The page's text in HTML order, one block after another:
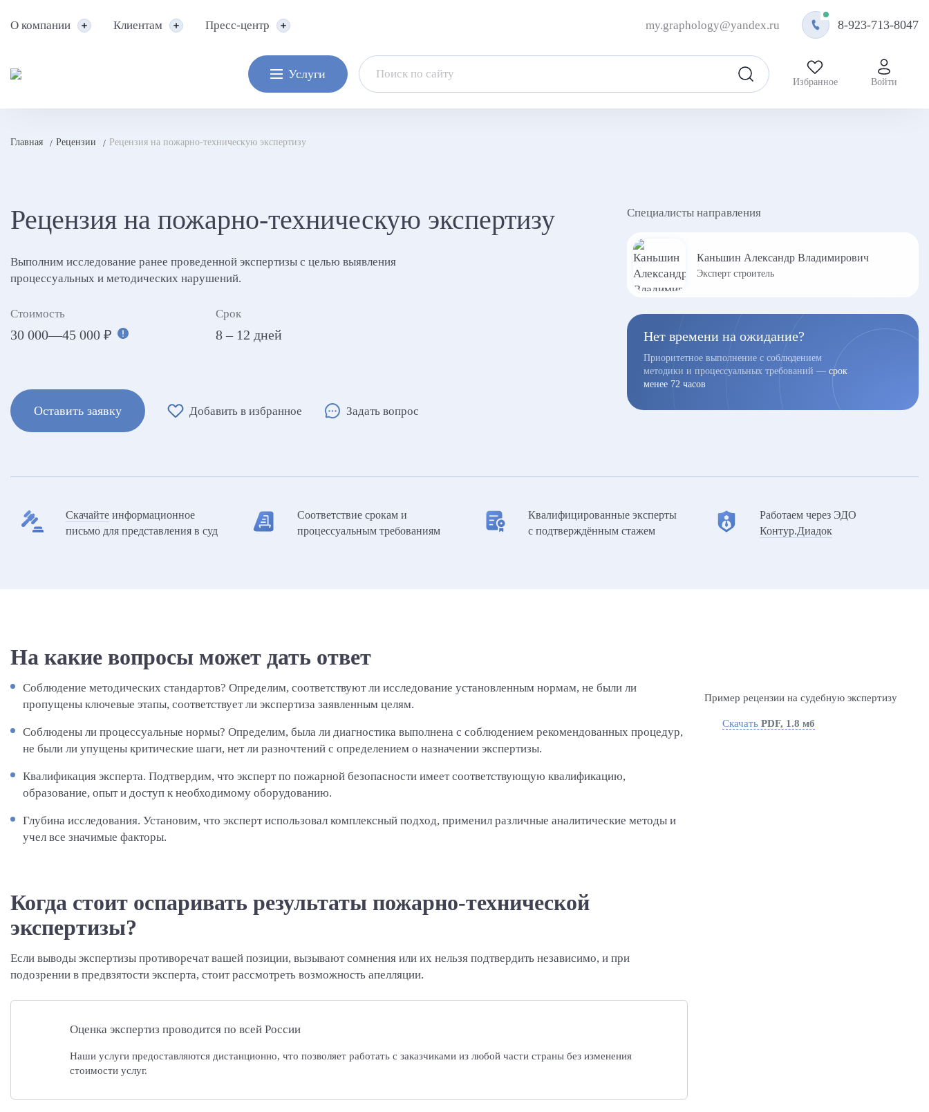
О компании Клиентам Пресс-центр my.graphology@yandex.ru 8-923-713-8047
Услуги
Избранное Войти
Главная / Рецензии / Рецензия на пожарно-техническую экспертизу
Рецензия на пожарно-техническую экспертизу
Выполним исследование ранее проведенной экспертизы с целью выявления
процессуальных и методических нарушений.
Стоимость
30 000—45 000 ₽
Срок
8 – 12 дней
Оставить заявку Добавить в избранное Задать вопрос
Специалисты направления
Каньшин Александр Владимирович
Эксперт строитель
Нет времени на ожидание?
Приоритетное выполнение с соблюдением
методики и процессуальных требований — срок
менее 72 часов
Скачайте информационное
письмо для представления в суд
Соответствие срокам и
процессуальным требованиям
Квалифицированные эксперты
с подтверждённым стажем
Работаем через ЭДО
Контур.Диадок
На какие вопросы может дать ответ
Соблюдение методических стандартов? Определим, соответствуют ли исследование установленным нормам, не были ли
пропущены ключевые этапы, соответствует ли экспертиза заявленным целям.
Соблюдены ли процессуальные нормы? Определим, была ли диагностика выполнена с соблюдением рекомендованных процедур,
не были ли упущены критические шаги, нет ли разночтений с определением о назначении экспертизы.
Квалификация эксперта. Подтвердим, что эксперт по пожарной безопасности имеет соответствующую квалификацию,
образование, опыт и доступ к необходимому оборудованию.
Глубина исследования. Установим, что эксперт использовал комплексный подход, применил различные аналитические методы и
учел все значимые факторы.
Пример рецензии на судебную экспертизу
Скачать PDF, 1.8 мб
Когда стоит оспаривать результаты пожарно-технической
экспертизы?
Если выводы экспертизы противоречат вашей позиции, вызывают сомнения или их нельзя подтвердить независимо, и при
подозрении в предвзятости эксперта, стоит рассмотреть возможность апелляции.
Оценка экспертиз проводится по всей России
Наши услуги предоставляются дистанционно, что позволяет работать с заказчиками из любой части страны без изменения
стоимости услуг.